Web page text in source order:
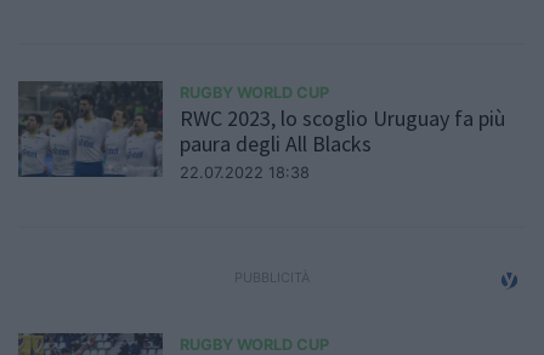
RUGBY WORLD CUP
RWC 2023, lo scoglio Uruguay fa più
paura degli All Blacks
22.07.2022 18:38
RUGBY WORLD CUP